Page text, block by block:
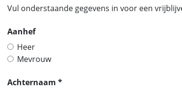
Vul onderstaande gegevens in voor een
Aanhef
Heer
Mevrouw
Achternaam *